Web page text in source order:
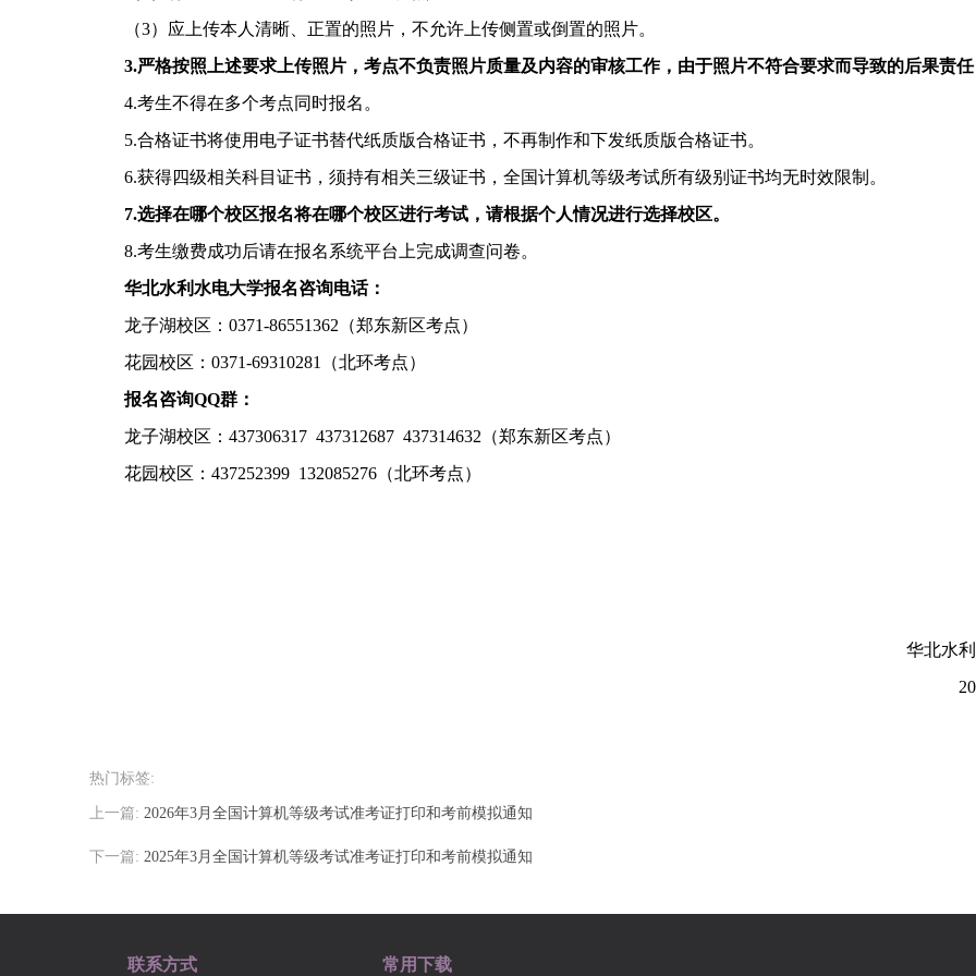
（3）应上传本人清晰、正置的照片，不允许上传侧置或倒置的照片。
3.严格按照上述要求上传照片，考点不负责照片质量及内容的审核工作，由于照片不符合要求而导致的后果责
4.考生不得在多个考点同时报名。
5.合格证书将使用电子证书替代纸质版合格证书，不再制作和下发纸质版合格证书。
6.获得四级相关科目证书，须持有相关三级证书，全国计算机等级考试所有级别证书均无时效限制。
7.选择在哪个校区报名将在哪个校区进行考试，请根据个人情况进行选择校区。
8.考生缴费成功后请在报名系统平台上完成调查问卷。
华北水利水电大学报名咨询电话：
龙子湖校区： 0371-86551362 （郑东新区考点）
花园校区： 0371-69310281
（北环考点）
报名咨询QQ群：
龙子湖校区： 437306317 437312687 437314632 （郑东新区考点）
花园校区： 437252399 132085276 （北环考点）
华北水
热门标签:
上一篇: 2026年3月全国计算机等级考试准考证打印和考前模拟通知
下一篇: 2025年3月全国计算机等级考试准考证打印和考前模拟通知
联系方式 常用下载